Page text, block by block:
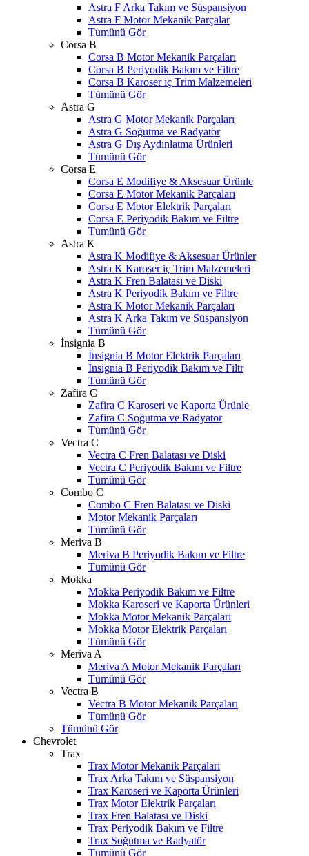
Astra F Arka Takım ve Süspansiyon
Astra F Motor Mekanik Parçalar
Tümünü Gör
Corsa B
Corsa B Motor Mekanik Parçaları
Corsa B Periyodik Bakım ve Filtre
Corsa B Karoser iç Trim Malzemeleri
Tümünü Gör
Astra G
Astra G Motor Mekanik Parçaları
Astra G Soğutma ve Radyatör
Astra G Dış Aydınlatma Ürünleri
Tümünü Gör
Corsa E
Corsa E Modifiye & Aksesuar Ürünle
Corsa E Motor Mekanik Parçaları
Corsa E Motor Elektrik Parçaları
Corsa E Periyodik Bakım ve Filtre
Tümünü Gör
Astra K
Astra K Modifiye & Aksesuar Ürünler
Astra K Karoser iç Trim Malzemeleri
Astra K Fren Balatası ve Diski
Astra K Periyodik Bakım ve Filtre
Astra K Motor Mekanik Parçaları
Astra K Arka Takım ve Süspansiyon
Tümünü Gör
İnsignia B
İnsignia B Motor Elektrik Parçaları
İnsignia B Periyodik Bakım ve Filtr
Tümünü Gör
Zafira C
Zafira C Karoseri ve Kaporta Ürünle
Zafira C Soğutma ve Radyatör
Tümünü Gör
Vectra C
Vectra C Fren Balatası ve Diski
Vectra C Periyodik Bakım ve Filtre
Tümünü Gör
Combo C
Combo C Fren Balatası ve Diski
Motor Mekanik Parçaları
Tümünü Gör
Meriva B
Meriva B Periyodik Bakım ve Filtre
Tümünü Gör
Mokka
Mokka Periyodik Bakım ve Filtre
Mokka Karoseri ve Kaporta Ürünleri
Mokka Motor Mekanik Parçaları
Mokka Motor Elektrik Parçaları
Tümünü Gör
Meriva A
Meriva A Motor Mekanik Parçaları
Tümünü Gör
Vectra B
Vectra B Motor Mekanik Parçaları
Tümünü Gör
Tümünü Gör
Chevrolet
Trax
Trax Motor Mekanik Parçaları
Trax Arka Takım ve Süspansiyon
Trax Karoseri ve Kaporta Ürünleri
Trax Motor Elektrik Parçaları
Trax Fren Balatası ve Diski
Trax Periyodik Bakım ve Filtre
Trax Soğutma ve Radyatör
Tümünü Gör